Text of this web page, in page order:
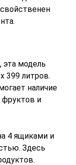
эта модель
399 литров.
наличие
фруктов и
4 ящиками и
Здесь